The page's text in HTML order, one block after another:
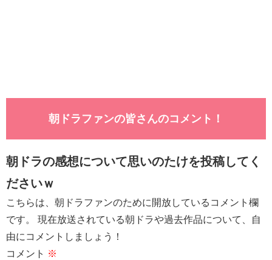
朝ドラファンの皆さんのコメント！
朝ドラの感想について思いのたけを投稿してく
ださいｗ
こちらは、朝ドラファンのために開放しているコメント欄
です。 現在放送されている朝ドラや過去作品について、自
由にコメントしましょう！
コメント ※